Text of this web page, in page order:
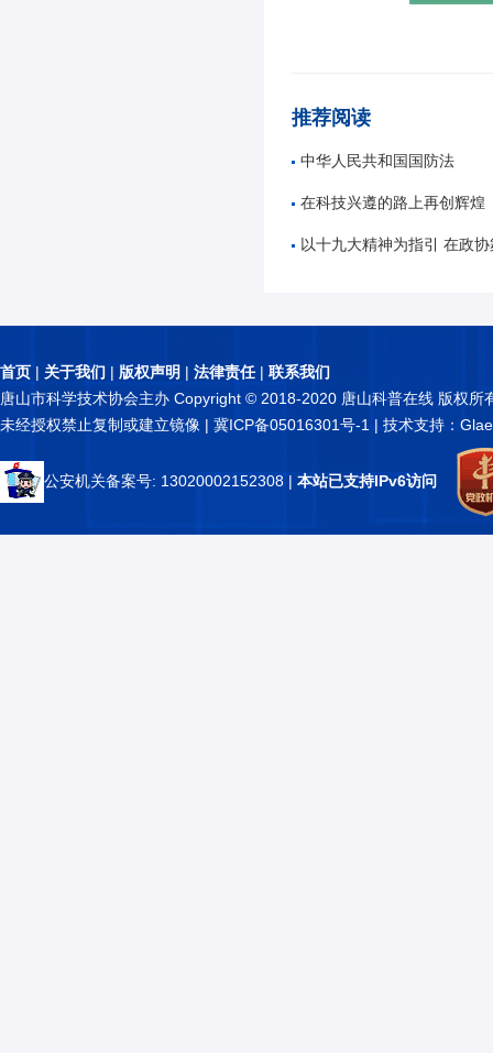
推荐阅读
中华人民共和国国防法
在科技兴遵的路上再创辉煌
以十九大精神为指引 在政
首页 | 关于我们 | 版权声明 | 法律责任| 联系我们
唐山市科学技术协会主办 Copyright © 2018-2020 唐山科普在线 版权所
未经授权禁止复制或建立镜像 | 冀ICP备05016301号-1 | 技术支持：
公安机关备案号: 13020002152308 | 本站已支持IPv6访问